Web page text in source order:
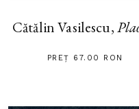
Cătălin Vasilescu,
PREȚ 67.00 RON